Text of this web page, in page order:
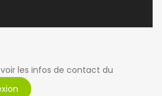
les infos de contact du